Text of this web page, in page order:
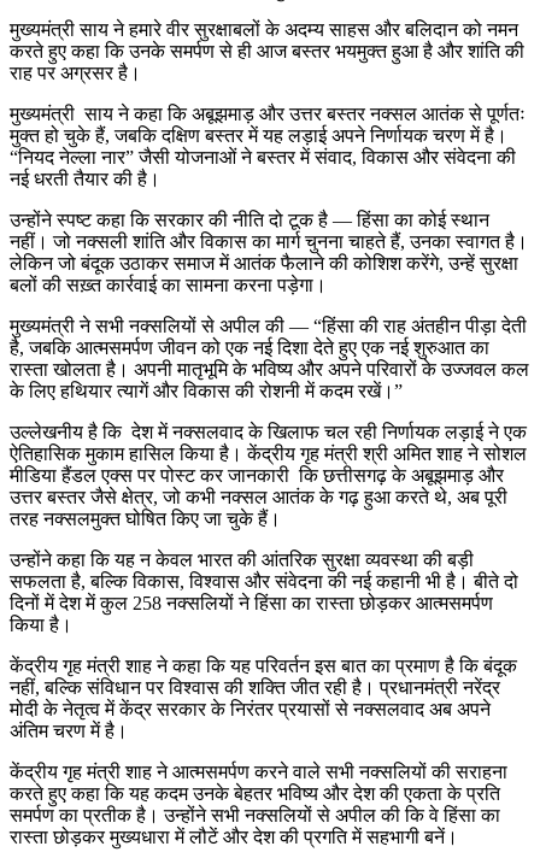
मुख्यमंत्री साय ने हमारे वीर सुरक्षाबलों के अदम्य साहस और बलिदान को नमन
करते हुए कहा कि उनके समर्पण से ही आज बस्तर भयमुक्त हुआ है और शांति की
राह पर अग्रसर है।
मुख्यमंत्री साय ने कहा कि अबूझमाड़ और उत्तर बस्तर नक्सल आतंक से पूर्णतः
मुक्त हो चुके हैं, जबकि दक्षिण बस्तर में यह लड़ाई अपने निर्णायक चरण में है।
“नियद नेल्ला नार” जैसी योजनाओं ने बस्तर में संवाद, विकास और संवेदना की
नई धरती तैयार की है।
उन्होंने स्पष्ट कहा कि सरकार की नीति दो टूक है — हिंसा का कोई स्थान
नहीं। जो नक्सली शांति और विकास का मार्ग चुनना चाहते हैं, उनका स्वागत है।
लेकिन जो बंदूक उठाकर समाज में आतंक फैलाने की कोशिश करेंगे, उन्हें सुरक्षा
बलों की सख़्त कार्रवाई का सामना करना पड़ेगा।
मुख्यमंत्री ने सभी नक्सलियों से अपील की — “हिंसा की राह अंतहीन पीड़ा देती
है, जबकि आत्मसमर्पण जीवन को एक नई दिशा देते हुए एक नई शुरुआत का
रास्ता खोलता है। अपनी मातृभूमि के भविष्य और अपने परिवारों के उज्जवल कल
के लिए हथियार त्यागें और विकास की रोशनी में कदम रखें।”
उल्लेखनीय है कि देश में नक्सलवाद के खिलाफ चल रही निर्णायक लड़ाई ने एक
ऐतिहासिक मुकाम हासिल किया है। केंद्रीय गृह मंत्री श्री अमित शाह ने सोशल
मीडिया हैंडल एक्स पर पोस्ट कर जानकारी कि छत्तीसगढ़ के अबूझमाड़ और
उत्तर बस्तर जैसे क्षेत्र, जो कभी नक्सल आतंक के गढ़ हुआ करते थे, अब पूरी
तरह नक्सलमुक्त घोषित किए जा चुके हैं।
उन्होंने कहा कि यह न केवल भारत की आंतरिक सुरक्षा व्यवस्था की बड़ी
सफलता है, बल्कि विकास, विश्वास और संवेदना की नई कहानी भी है। बीते दो
दिनों में देश में कुल 258 नक्सलियों ने हिंसा का रास्ता छोड़कर आत्मसमर्पण
किया है।
केंद्रीय गृह मंत्री शाह ने कहा कि यह परिवर्तन इस बात का प्रमाण है कि बंदूक
नहीं, बल्कि संविधान पर विश्वास की शक्ति जीत रही है। प्रधानमंत्री नरेंद्र
मोदी के नेतृत्व में केंद्र सरकार के निरंतर प्रयासों से नक्सलवाद अब अपने
अंतिम चरण में है।
केंद्रीय गृह मंत्री शाह ने आत्मसमर्पण करने वाले सभी नक्सलियों की सराहना
करते हुए कहा कि यह कदम उनके बेहतर भविष्य और देश की एकता के प्रति
समर्पण का प्रतीक है। उन्होंने सभी नक्सलियों से अपील की कि वे हिंसा का
रास्ता छोड़कर मुख्यधारा में लौटें और देश की प्रगति में सहभागी बनें।